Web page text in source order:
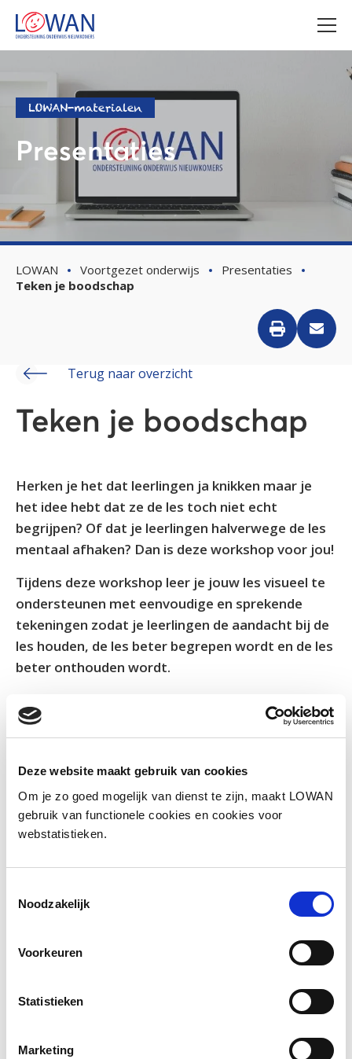
Deze website maakt gebruik van cookies
Om je zo goed mogelijk van dienst te zijn, maakt LOWAN
gebruik van functionele cookies en cookies voor
webstatistieken.
Noodzakelijk
Voorkeuren
Statistieken
Marketing
LOWAN-materialen
Presentaties
LOWAN Voortgezet onderwijs
Presentaties
Teken je boodschap
Terug naar overzicht
Teken je boodschap
Herken je het dat leerlingen ja knikken maar je
het idee hebt dat ze de les toch niet echt
begrijpen? Of dat je leerlingen halverwege de les
mentaal afhaken? Dan is deze workshop voor jou!
Tijdens deze workshop leer je jouw les visueel te
ondersteunen met eenvoudige en sprekende
tekeningen zodat je leerlingen de aandacht bij de
les houden, de les beter begrepen wordt en de les
beter onthouden wordt.
is visueel, en dat gaat 60.000 sneller dan tekst.
(Forrester).
Onze missieis om elke docent te leren hun les
visueel te ondersteunen. Jeannet heeft jarenlang
zelf in het onderwijs gewerkt en gebruikt daarom
voorbeelden uit de praktijk zodat je het tekenen
landelijke studiedag van LOWAN-vo op 25